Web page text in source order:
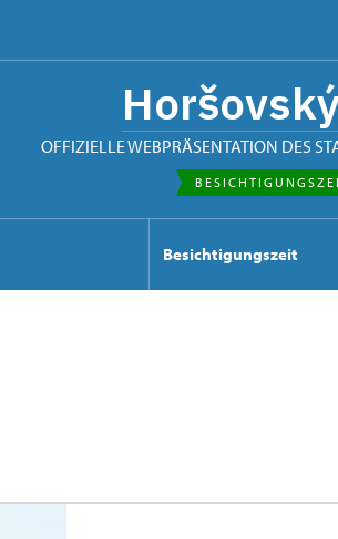
OFFIZIELLE WEBPRÄSENTATION DES
Besichtigungszeit